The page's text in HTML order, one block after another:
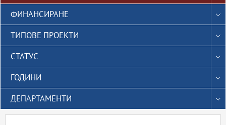
ФИНАНСИРАНЕ
TИПОВЕ ПРОЕКТИ
СТАТУС
ГОДИНИ
ДЕПАРТАМЕНТИ